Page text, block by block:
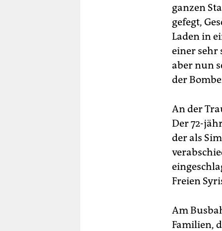
ganzen
gefegt,
Laden in
einer sehr
aber nun
der
An der
Der 72-
der als
Freien
Am
Familien,